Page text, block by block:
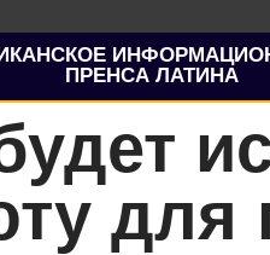
ПРЕНСА ЛАТИНА